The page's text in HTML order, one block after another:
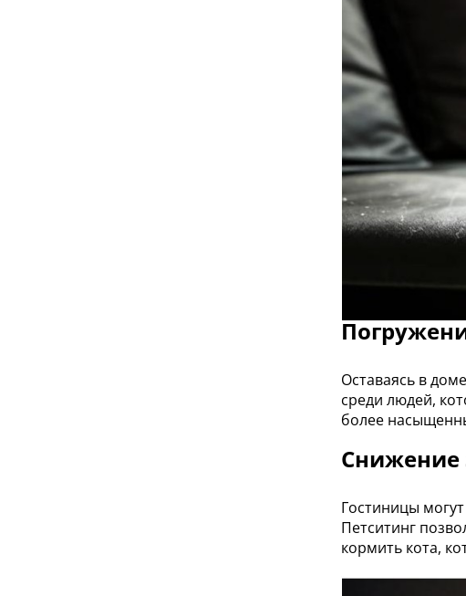
Оставаясь в
среди людей,
более
Снижение
Гостиницы
Петситинг
кормить кота,